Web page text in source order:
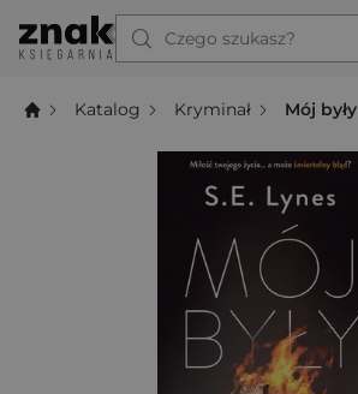
Czego szukasz?
Katalog Kryminał Mój były